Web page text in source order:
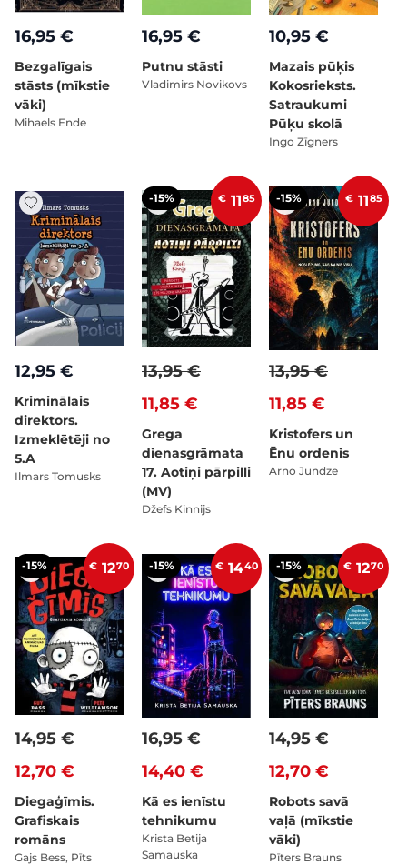
16,95 €
Bezgalīgais
stāsts (mīkstie
vāki)
Mihaels Ende
16,95 €
Putnu stāsti
Vladimirs Novikovs
10,95 €
Mazais pūķis
Kokosrieksts.
Satraukumi
Pūķu skolā
Ingo Zīgners
12,95 €
Kriminālais
direktors.
Izmeklētēji no
5.A
Ilmars Tomusks
-15% € 1185
11,85 €
13,95 €
Grega
dienasgrāmata
17. Aotiņi pārpilli
(MV)
Džefs Kinnijs
-15% € 1185
11,85 €
13,95 €
Kristofers un
Ēnu ordenis
Arno Jundze
-15% € 1270
12,70 €
14,95 €
Diegaģīmis.
Grafiskais
romāns
Gajs Bess, Pīts
-15% € 1440
14,40 €
16,95 €
Kā es ienīstu
tehnikumu
Krista Betija
Samauska
-15% € 1270
12,70 €
14,95 €
Robots savā
vaļā (mīkstie
vāki)
Pīters Brauns